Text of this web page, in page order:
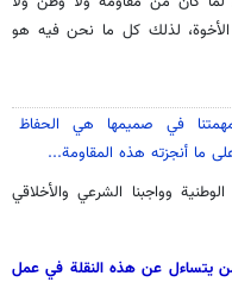
لذلك كل ما نحن فيه هو
في صميمها هي الحفاظ
ما أنجزته هذه المقاومة...
وواجبنا الشرعي والأخلاقي
يتساءل عن هذه النقلة في عمل